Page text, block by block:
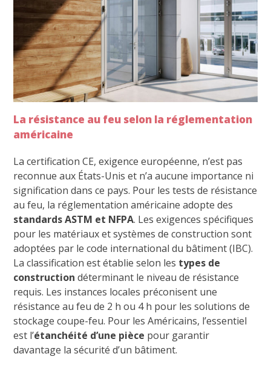
La résistance au feu selon la réglementation
américaine
La certification CE, exigence européenne, n’est pas
reconnue aux États-Unis et n’a aucune importance ni
signification dans ce pays. Pour les tests de résistance
au feu, la réglementation américaine adopte des
standards ASTM et NFPA. Les exigences spécifiques
pour les matériaux et systèmes de construction sont
adoptées par le code international du bâtiment (IBC).
La classification est établie selon les types de
construction déterminant le niveau de résistance
requis. Les instances locales préconisent une
résistance au feu de 2 h ou 4 h pour les solutions de
stockage coupe-feu. Pour les Américains, l’essentiel
est l’étanchéité d’une pièce pour garantir
davantage la sécurité d’un bâtiment.